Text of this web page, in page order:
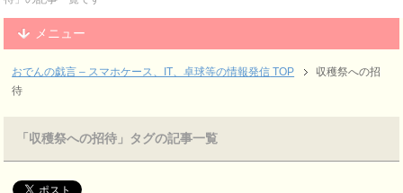
メニュー
おでんの戯言 – スマホケース、IT、卓球等の情報発信 TOP
収穫祭への招
待
「収穫祭への招待」タグの記事一覧